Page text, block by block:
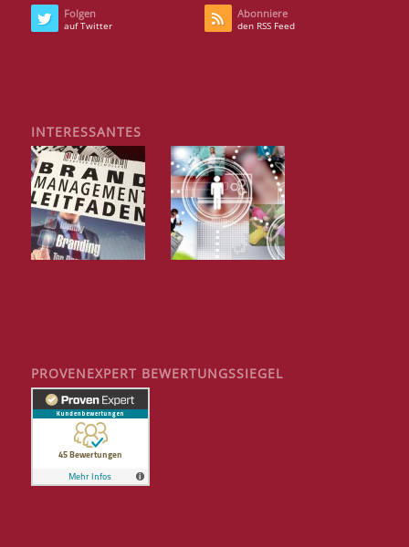
Folgen
auf Twitter
Abonniere
den RSS Feed
INTERESSANTES
PROVENEXPERT BEWERTUNGSSIEGEL